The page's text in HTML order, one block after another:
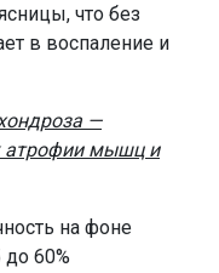
что без
в воспаление и
—
атрофии мышц и
на фоне
до 60%